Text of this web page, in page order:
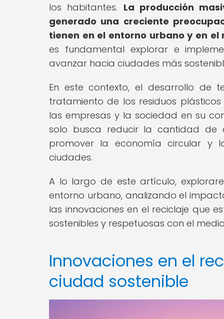
los habitantes. La producción
generado una creciente
tienen en el entorno urbano y en
es fundamental explorar e
avanzar hacia ciudades más
En este contexto, el desarrollo de
tratamiento de los residuos
las empresas y la sociedad en su
solo busca reducir la cantidad de
promover la economía circular y
ciudades.
A lo largo de este artículo,
entorno urbano, analizando el
las innovaciones en el reciclaje que
sostenibles y respetuosas con el
Innovaciones en el
ciudad sostenible